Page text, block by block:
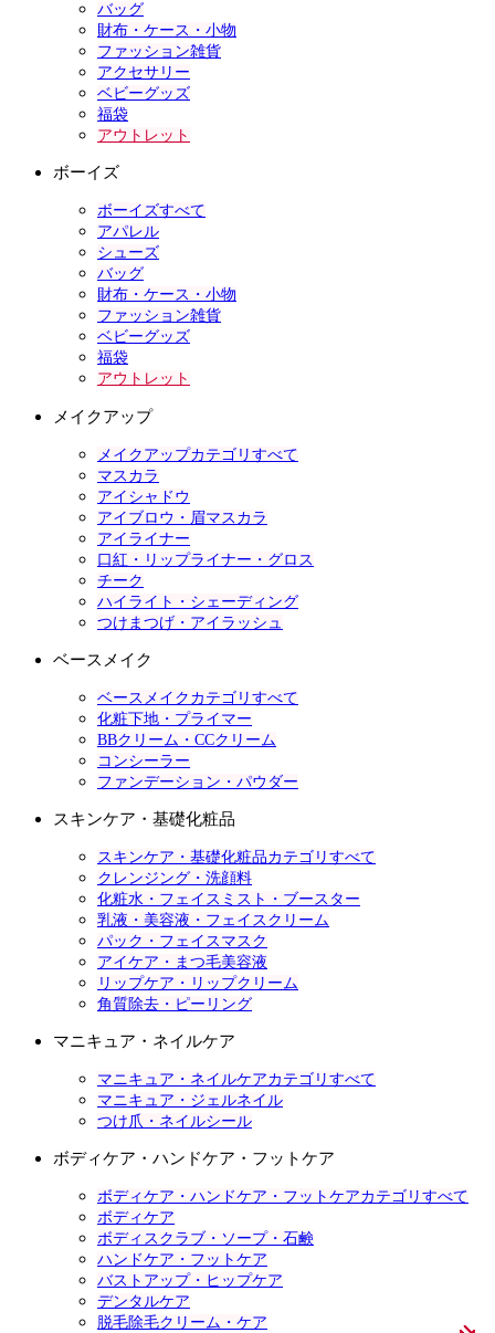
バッグ
財布・ケース・小物
ファッション雑貨
アクセサリー
ベビーグッズ
福袋
アウトレット
ボーイズ
ボーイズすべて
アパレル
シューズ
バッグ
財布・ケース・小物
ファッション雑貨
ベビーグッズ
福袋
アウトレット
メイクアップ
メイクアップカテゴリすべて
マスカラ
アイシャドウ
アイブロウ・眉マスカラ
アイライナー
口紅・リップライナー・グロス
チーク
ハイライト・シェーディング
つけまつげ・アイラッシュ
ベースメイク
ベースメイクカテゴリすべて
化粧下地・プライマー
BBクリーム・CCクリーム
コンシーラー
ファンデーション・パウダー
スキンケア・基礎化粧品
スキンケア・基礎化粧品カテゴリすべて
クレンジング・洗顔料
化粧水・フェイスミスト・ブースター
乳液・美容液・フェイスクリーム
パック・フェイスマスク
アイケア・まつ毛美容液
リップケア・リップクリーム
角質除去・ピーリング
マニキュア・ネイルケア
マニキュア・ネイルケアカテゴリすべて
マニキュア・ジェルネイル
つけ爪・ネイルシール
ボディケア・ハンドケア・フットケア
ボディケア・ハンドケア・フットケアカテゴリすべて
ボディケア
ボディスクラブ・ソープ・石鹸
ハンドケア・フットケア
バストアップ・ヒップケア
デンタルケア
脱毛除毛クリーム・ケア